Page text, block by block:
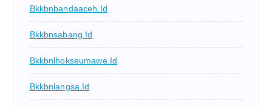
Bkkbnbandaaceh.id
Bkkbnsabang.id
Bkkbnlhokseumawe.id
Bkkbnlangsa.id